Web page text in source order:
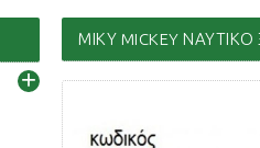
+
ΜΙΚΥ MICKEY